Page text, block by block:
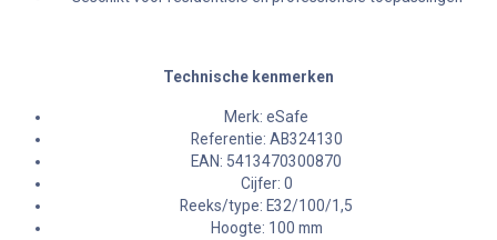
Technische kenmerken
Merk: eSafe
Referentie: AB324130
EAN: 5413470300870
Cijfer: 0
Reeks/type: E32/100/1,5
Hoogte: 100 mm